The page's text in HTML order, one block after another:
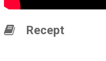
Recept